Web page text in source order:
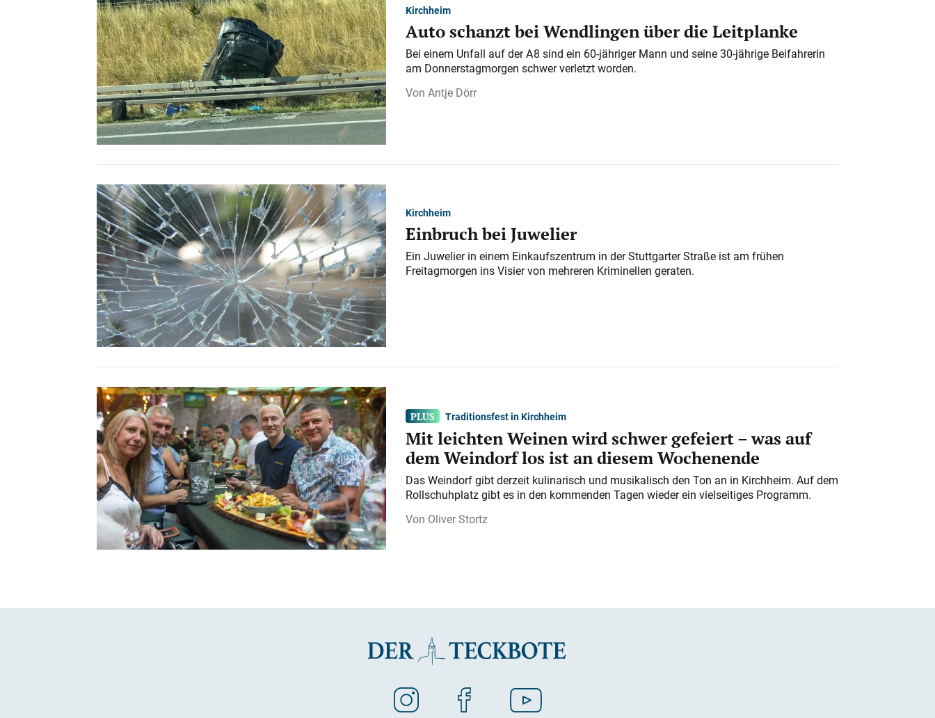
Kirchheim
Auto schanzt bei Wendlingen über die Leitplanke
Bei einem Unfall auf der A 8 sind ein 60-jähriger Mann und seine 30-jährige Beifahrerin
am Donnerstagmorgen schwer verletzt worden.
Antje Dörr
Kirchheim
Einbruch bei Juwelier
Ein Juwelier in einem Einkaufszentrum in der Stuttgarter Straße ist am frühen
Freitagmorgen ins Visier von mehreren Kriminellen geraten.
Traditionsfest in Kirchheim
Mit leichten Weinen wird schwer gefeiert – was auf
dem Weindorf los ist an diesem Wochenende
Das Weindorf gibt derzeit kulinarisch und musikalisch den Ton an in Kirchheim. Auf dem
Rollschuhplatz gibt es in den kommenden Tagen wieder ein vielseitiges Programm.
Oliver Stortz